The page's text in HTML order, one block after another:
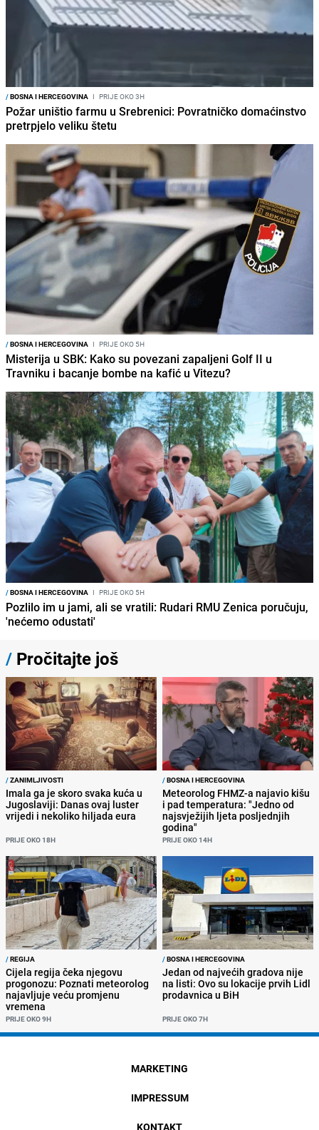
/BOSNA I HERCEGOVINA I PRIJE OKO 3H
Požar uništio farmu u Srebrenici: Povratničko domaćinstvo
pretrpjelo veliku štetu
/BOSNA I HERCEGOVINA I PRIJE OKO 5H
Misterija u SBK: Kako su povezani zapaljeni Golf II u
Travniku i bacanje bombe na kafić u Vitezu?
/BOSNA I HERCEGOVINA I PRIJE OKO 5H
Pozlilo im u jami, ali se vratili: Rudari RMU Zenica poručuju,
'nećemo odustati'
/ Pročitajte još
/ZANIMLJIVOSTI
Imala ga je skoro svaka kuća u
Jugoslaviji: Danas ovaj luster
vrijedi i nekoliko hiljada eura
PRIJE OKO 18H
/BOSNA I HERCEGOVINA
Meteorolog FHMZ-a najavio kišu
i pad temperatura: "Jedno od
najsvježijih ljeta posljednjih
godina"
PRIJE OKO 14H
/REGIJA
Cijela regija čeka njegovu
progonozu: Poznati meteorolog
najavljuje veću promjenu
vremena
PRIJE OKO 9H
/BOSNA I HERCEGOVINA
Jedan od najvećih gradova nije
na listi: Ovo su lokacije prvih Lidl
prodavnica u BiH
PRIJE OKO 7H
MARKETING
IMPRESSUM
KONTAKT